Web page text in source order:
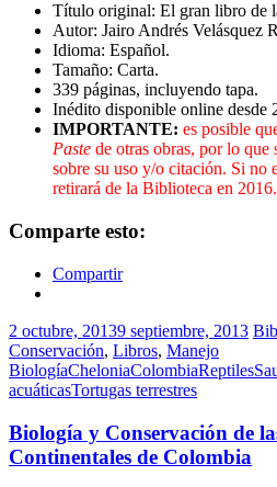
Título original: El gran libro de
Autor: Jairo Andrés Velásquez
Idioma: Español.
Tamaño: Carta.
339 páginas, incluyendo tapa.
Inédito disponible online desde
IMPORTANTE: es posible
Paste de otras obras, por lo que
sobre su uso y/o citación. Si no
retirará de la Biblioteca en 2016.
Comparte esto:
Compartir
2 octubre, 20139 septiembre, 2013
Conservación, Libros, Manejo
BiologíaCheloniaColombiaReptiles
acuáticasTortugas terrestres
Biología y Conservación de
Continentales de Colombia